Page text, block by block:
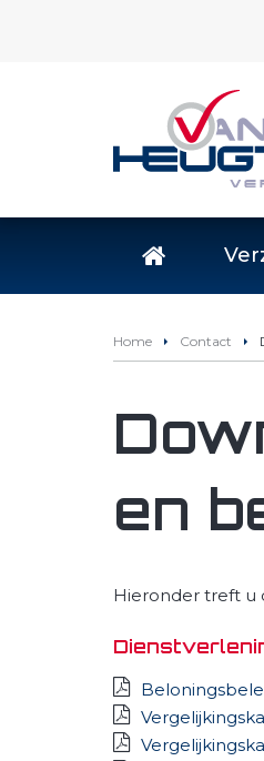
Home Contact
en
Hieronder treft u